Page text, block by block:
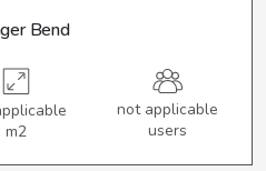
Bend
m2
not applicable
users